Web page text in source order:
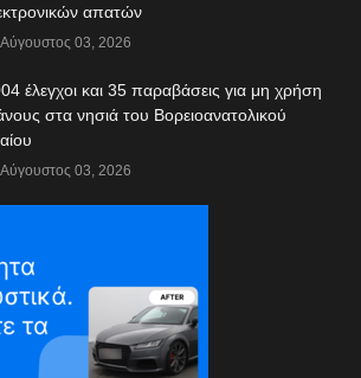
απατών
Αύγουστος 03, 2026
έλεγχοι και 35 παραβάσεις για μη χρήση
στα νησιά του Βορειοανατολικού
Αύγουστος 03, 2026